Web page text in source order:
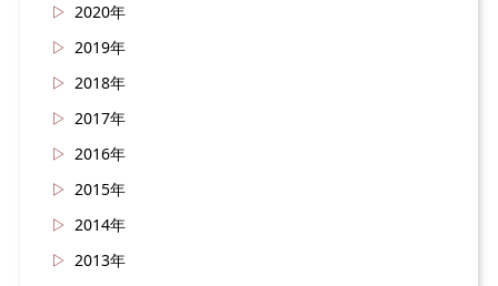
2020年
2019年
2018年
2017年
2016年
2015年
2014年
2013年